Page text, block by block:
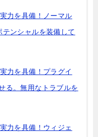
力を具備！ノーマル
ンシャルを装備して
力を具備！プラグイ
る。無用なトラブルを
力を具備！ウィジェ